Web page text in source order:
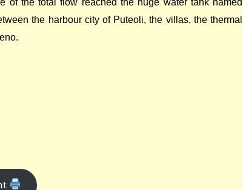
of the total flow reached the huge water tank named
the harbour city of Puteoli, the villas, the thermal